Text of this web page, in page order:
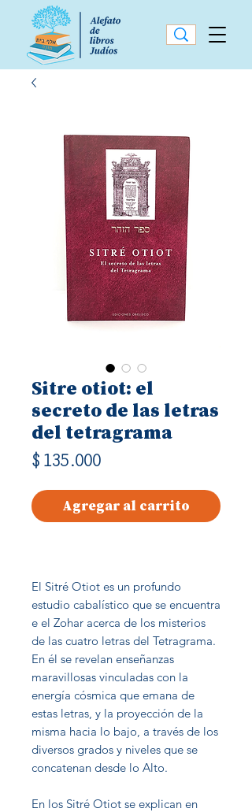
Sitre otiot: el
secreto de las letras
del tetragrama
$ 135.000Precio
Agregar al carrito
El Sitré Otiot es un profundo
estudio cabalístico que se encuentra
e el Zohar acerca de los misterios
de las cuatro letras del Tetragrama.
En él se revelan enseñanzas
maravillosas vinculadas con la
energía cósmica que emana de
estas letras, y la proyección de la
misma hacia lo bajo, a través de los
diversos grados y niveles que se
concatenan desde lo Alto.
En los Sitré Otiot se explican en